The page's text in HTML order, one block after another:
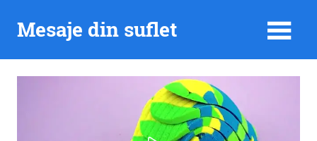
Mesaje din suflet